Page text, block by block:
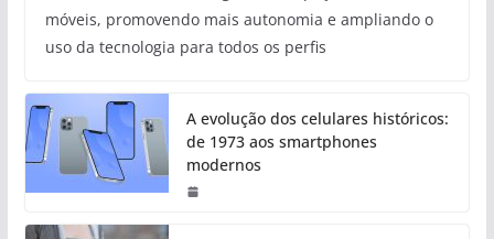
móveis, promovendo mais autonomia e ampliando o
uso da tecnologia para todos os perfis
A evolução dos celulares históricos:
de 1973 aos smartphones
modernos